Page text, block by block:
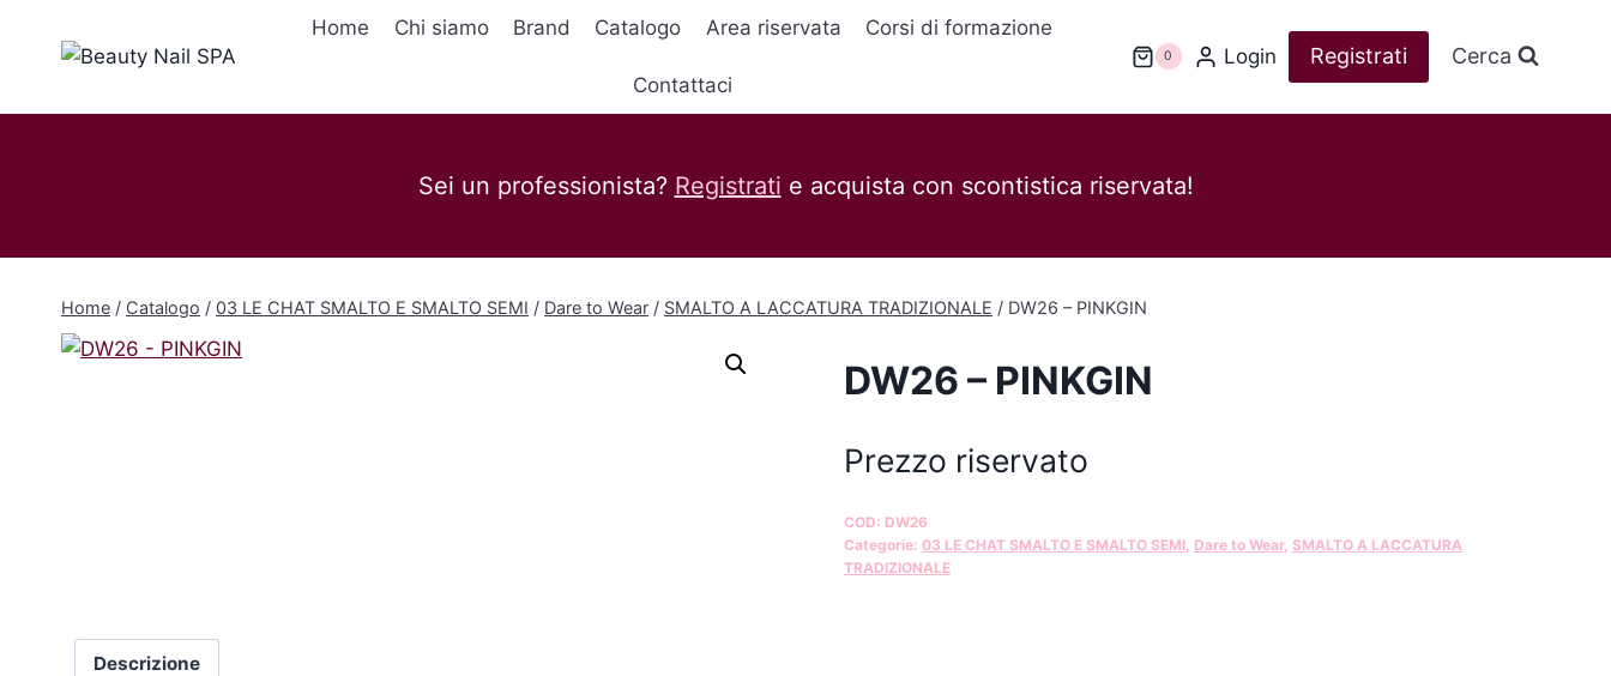
Home Chi siamo Brand Catalogo Area riservata Corsi di formazione
Contattaci
0 Login Registrati Cerca
Sei un professionista? Registrati e acquista con scontistica riservata!
Home / Catalogo / 03 LE CHAT SMALTO E SMALTO SEMI / Dare to Wear / SMALTO A LACCATURA TRADIZIONALE / DW26 – PINKGIN
DW26 – PINKGIN
Prezzo riservato
COD: DW26
Categorie: 03 LE CHAT SMALTO E SMALTO SEMI, Dare to Wear, SMALTO A LACCATURA
TRADIZIONALE
Descrizione